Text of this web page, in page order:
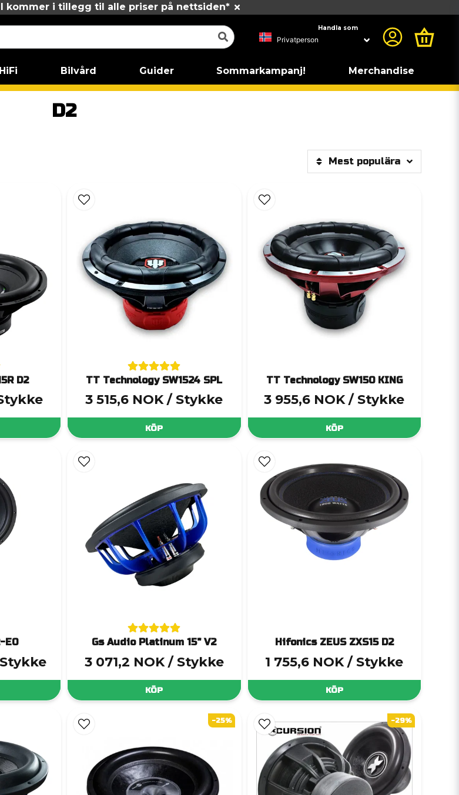
kommer i tillegg til alle priser på nettsiden*
Handla som
Bilvård Guider Sommarkampanj! Merchandise
D2
Mest populära
D2 TT Technology SW1524 SPL
3 515,6 NOK / Stykke
KÖP
TT Technology SW150 KING
3 955,6 NOK / Stykke
KÖP
E0 Gs Audio Platinum 15" V2
3 071,2 NOK / Stykke
KÖP
Hifonics ZEUS ZXS15 D2
1 755,6 NOK / Stykke
KÖP
-25% -29%